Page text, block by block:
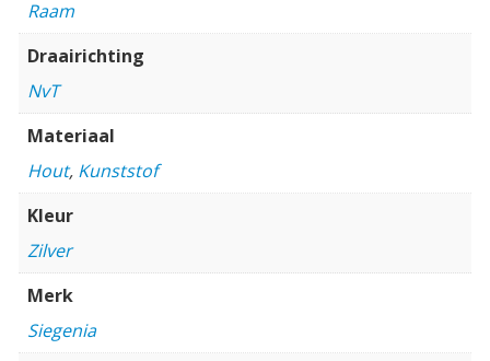
Raam
Draairichting
NvT
Materiaal
Hout, Kunststof
Kleur
Zilver
Merk
Siegenia